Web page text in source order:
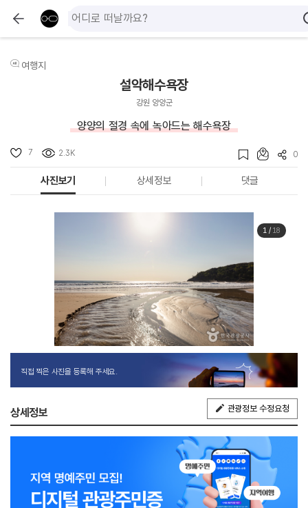
여행지
설악해수욕장
강원 양양군
양양의 절경 속에 녹아드는 해수욕장
7 2.3K 0
사진보기 상세정보 댓글
1/ 18
직접 찍은 사진을 등록해 주세요.
상세정보 관광정보 수정요청